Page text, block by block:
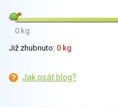
0 kg
Již zhubnuto: 0 kg
Jak psát blog?